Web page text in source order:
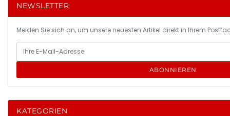
NEWSLETTER
Melden Sie sich an, um unsere neuesten Artikel direkt in Ihrem
ABONNIEREN
KATEGORIEN